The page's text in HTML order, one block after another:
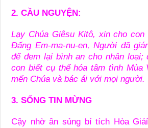
2. CẦU NGUYỆN:
Lạy Chúa Giêsu Kitô, xin cho
Đấng Em-ma-nu-en, Người đã
để đem lại bình an cho nhân loại;
con biết cụ thể hóa tâm tình Mùa
mến Chúa và bác ái với mọi người.
3. SỐNG TIN MỪNG
Cậy nhờ ân sủng bí tích Hòa